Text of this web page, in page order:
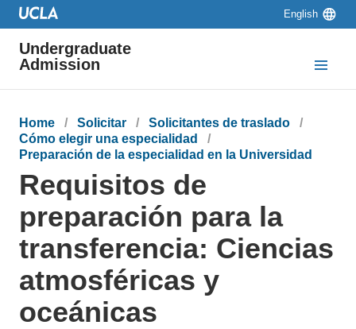
Language
switcher
English
Undergraduate
Admission
Breadcrumb
Home Solicitar
Solicitantes de traslado
Cómo elegir una especialidad
Preparación de la especialidad en la Universidad
Requisitos de
preparación para la
transferencia: Ciencias
atmosféricas y
oceánicas